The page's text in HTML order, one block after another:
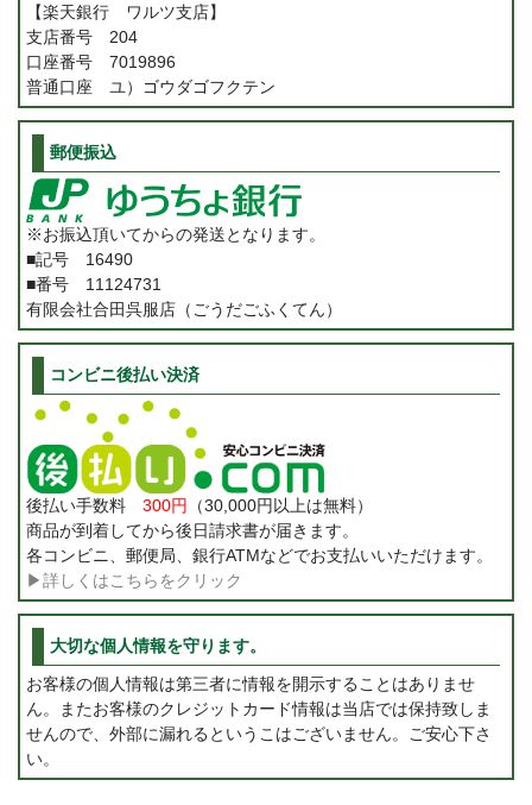
【楽天銀行 ワルツ支店】
支店番号 204
口座番号 7019896
普通口座 ユ）ゴウダゴフクテン
郵便振込
※お振込頂いてからの発送となります。
■記号 16490
■番号 11124731
有限会社合田呉服店（ごうだごふくてん）
コンビニ後払い決済
後払い手数料 300円
（30,000円以上は無料）
商品が到着してから後日請求書が届きます。
各コンビニ、郵便局、銀行ATMなどでお支払いいただけます。
▶詳しくはこちらをクリック
大切な個人情報を守ります。
お客様の個人情報は第三者に情報を開示することはありませ
ん。またお客様のクレジットカード情報は当店では保持致しま
せんので、外部に漏れるというこはございません。ご安心下さ
い。